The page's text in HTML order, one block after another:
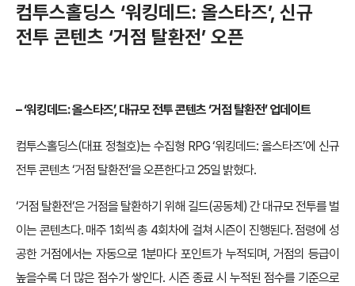
컴투스홀딩스 ‘워킹데드: 올스타즈’, 신규
전투 콘텐츠 ‘거점 탈환전’ 오픈
– ‘워킹데드: 올스타즈’, 대규모 전투 콘텐츠 ‘거점 탈환전’ 업데이트
컴투스홀딩스(대표 정철호)는 수집형 RPG ‘워킹데드: 올스타즈’에 신규
전투 콘텐츠 ‘거점 탈환전’을 오픈한다고 25일 밝혔다.
‘거점 탈환전’은 거점을 탈환하기 위해 길드(공동체) 간 대규모 전투를 벌
이는 콘텐츠다. 매주 1회씩 총 4회차에 걸쳐 시즌이 진행된다. 점령에 성
공한 거점에서는 자동으로 1분마다 포인트가 누적되며, 거점의 등급이
높을수록 더 많은 점수가 쌓인다. 시즌 종료 시 누적된 점수를 기준으로